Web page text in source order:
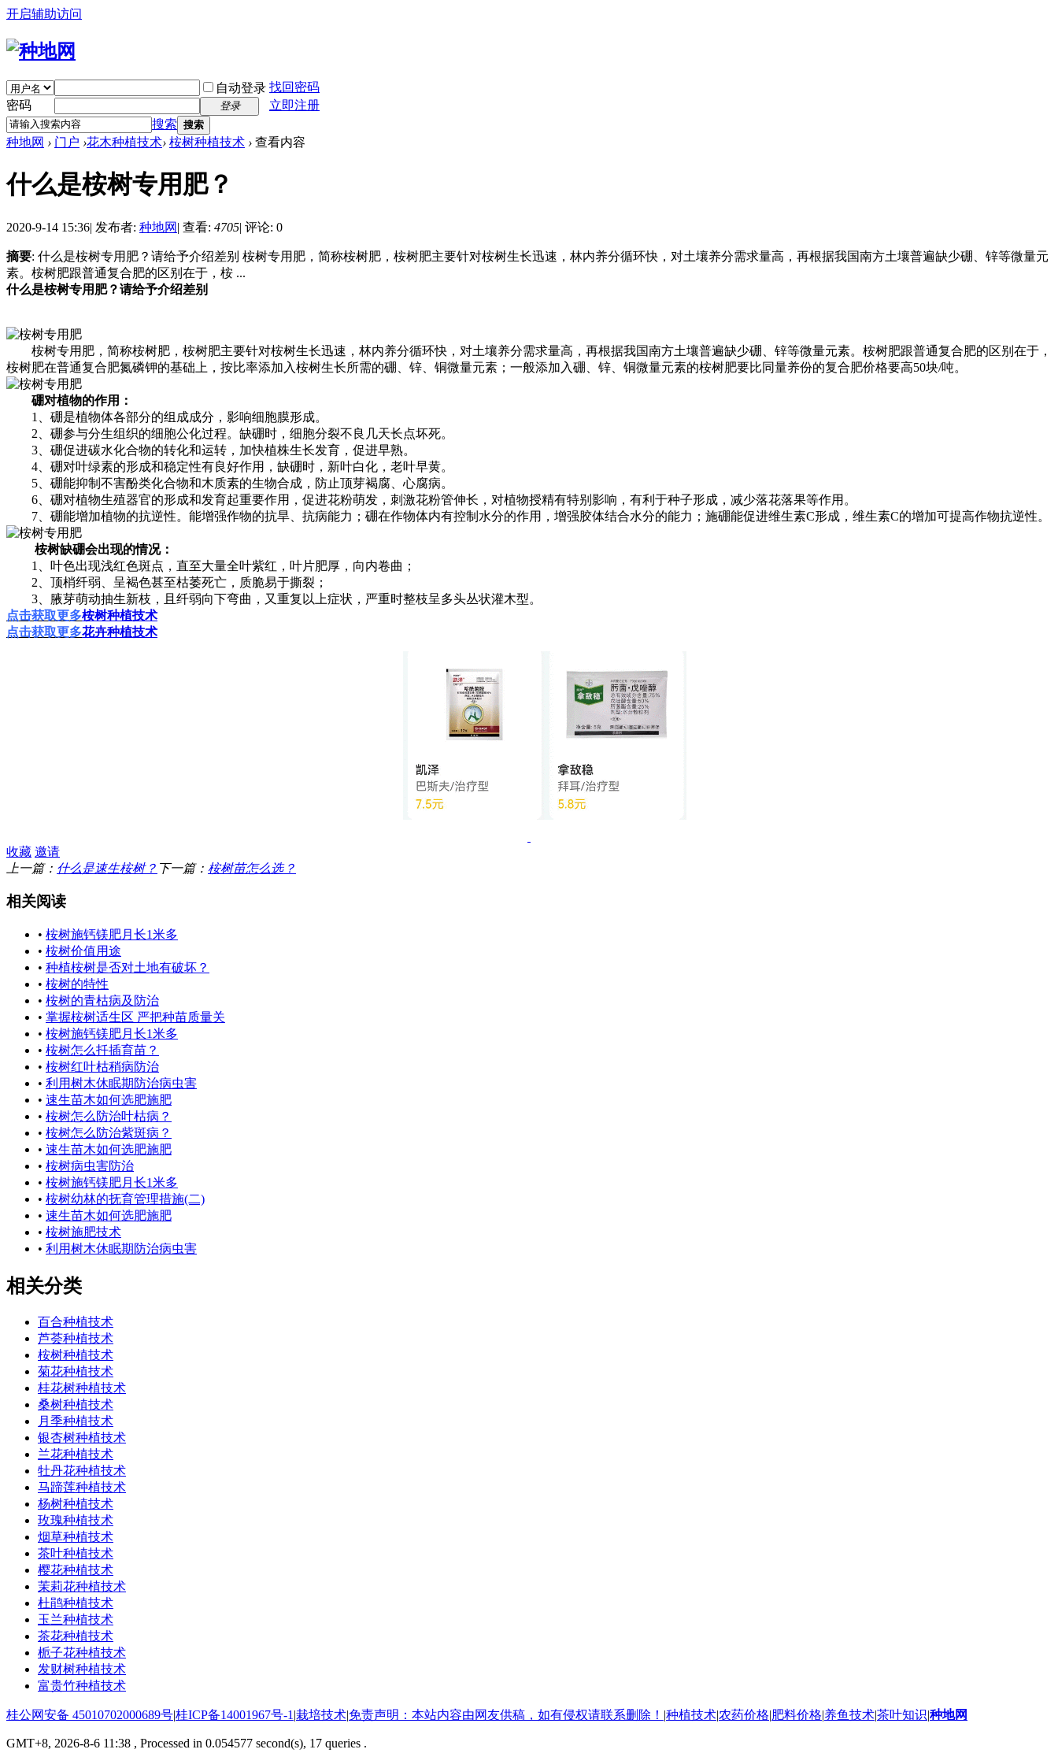
开启辅助访问
自动登录 找回密码
密码
登录
立即注册
搜索 搜索
种地网 › 门户 ›花木种植技术› 桉树种植技术 › 查看内容
什么是桉树专用肥？
2020-9-14 15:36| 发布者: 种地网 | 查看: 4705| 评论: 0
摘要: 什么是桉树专用肥？请给予介绍差别 桉树专用肥，简称桉树肥，桉树肥主要针对桉树生长迅速，林内养分循环快，对土壤养分需求量高，再根据我国南方土壤普遍缺少硼、锌等微量元
素。桉树肥跟普通复合肥的区别在于，桉 ...
什么是桉树专用肥？请给予介绍差别
桉树专用肥，简称桉树肥，桉树肥主要针对桉树生长迅速，林内养分循环快，对土壤养分需求量高，再根据我国南方土壤普遍缺少硼、锌等微量元素。桉树肥跟普通复合肥的区别在于，
桉树肥在普通复合肥氮磷钾的基础上，按比率添加入桉树生长所需的硼、锌、铜微量元素；一般添加入硼、锌、铜微量元素的桉树肥要比同量养份的复合肥价格要高50块/吨。
硼对植物的作用：
1、硼是植物体各部分的组成成分，影响细胞膜形成。
2、硼参与分生组织的细胞公化过程。缺硼时，细胞分裂不良几天长点坏死。
3、硼促进碳水化合物的转化和运转，加快植株生长发育，促进早熟。
4、硼对叶绿素的形成和稳定性有良好作用，缺硼时，新叶白化，老叶早黄。
5、硼能抑制不害酚类化合物和木质素的生物合成，防止顶芽褐腐、心腐病。
6、硼对植物生殖器官的形成和发育起重要作用，促进花粉萌发，刺激花粉管伸长，对植物授精有特别影响，有利于种子形成，减少落花落果等作用。
7、硼能增加植物的抗逆性。能增强作物的抗旱、抗病能力；硼在作物体内有控制水分的作用，增强胶体结合水分的能力；施硼能促进维生素C形成，维生素C的增加可提高作物抗逆性。
桉树缺硼会出现的情况：
1、叶色出现浅红色斑点，直至大量全叶紫红，叶片肥厚，向内卷曲；
2、顶梢纤弱、呈褐色甚至枯萎死亡，质脆易于撕裂；
3、腋芽萌动抽生新枝，且纤弱向下弯曲，又重复以上症状，严重时整枝呈多头丛状灌木型。
点击获取更多桉树种植技术
点击获取更多花卉种植技术
收藏 邀请
上一篇： 什么是速生桉树？ 下一篇： 桉树苗怎么选？
相关阅读
• 桉树施钙镁肥月长1米多
• 桉树价值用途
• 种植桉树是否对土地有破坏？
• 桉树的特性
• 桉树的青枯病及防治
• 掌握桉树适生区 严把种苗质量关
• 桉树施钙镁肥月长1米多
• 桉树怎么扦插育苗？
• 桉树红叶枯稍病防治
• 利用树木休眠期防治病虫害
• 速生苗木如何选肥施肥
• 桉树怎么防治叶枯病？
• 桉树怎么防治紫斑病？
• 速生苗木如何选肥施肥
• 桉树病虫害防治
• 桉树施钙镁肥月长1米多
• 桉树幼林的抚育管理措施(二)
• 速生苗木如何选肥施肥
• 桉树施肥技术
• 利用树木休眠期防治病虫害
相关分类
百合种植技术
芦荟种植技术
桉树种植技术
菊花种植技术
桂花树种植技术
桑树种植技术
月季种植技术
银杏树种植技术
兰花种植技术
牡丹花种植技术
马蹄莲种植技术
杨树种植技术
玫瑰种植技术
烟草种植技术
茶叶种植技术
樱花种植技术
茉莉花种植技术
杜鹃种植技术
玉兰种植技术
茶花种植技术
栀子花种植技术
发财树种植技术
富贵竹种植技术
桂公网安备 45010702000689号|桂ICP备14001967号-1 |栽培技术|免责声明：本站内容由网友供稿，如有侵权请联系删除！ |种植技术|农药价格|肥料价格|养鱼技术|茶叶知识|种地网
GMT+8, 2026-8-6 11:38 , Processed in 0.054577 second(s), 17 queries .